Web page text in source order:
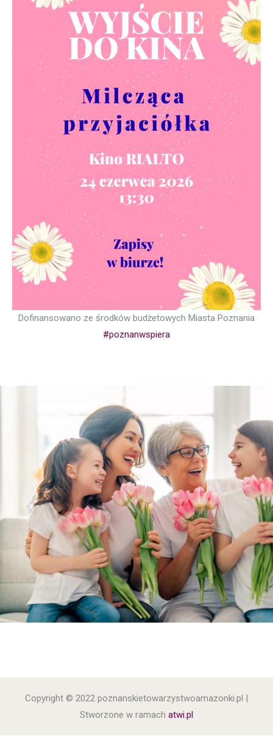
Dofinansowano ze środków budżetowych Miasta Poznania
#poznanwspiera
Copyright © 2022 poznanskietowarzystwoamazonki.pl |
Stworzone w ramach atwi.pl